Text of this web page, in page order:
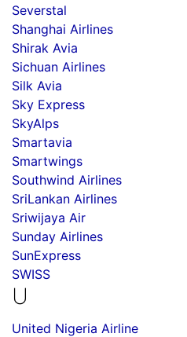
Severstal
Shanghai Airlines
Shirak Avia
Sichuan Airlines
Silk Avia
Sky Express
SkyAlps
Smartavia
Smartwings
Southwind Airlines
SriLankan Airlines
Sriwijaya Air
Sunday Airlines
SunExpress
SWISS
U
United Nigeria Airline